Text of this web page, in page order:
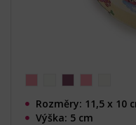
Rozměry: 11,5 x 10
Výška: 5 cm